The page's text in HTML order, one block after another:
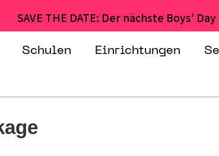
SAVE THE DATE: Der nächste Boys’
Schulen Einrichtungen